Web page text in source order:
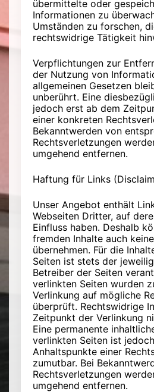
übermittelte oder
Informationen zu
Umständen zu forschen,
rechtswidrige Tätigkeit
Verpflichtungen zur
der Nutzung von
allgemeinen Gesetzen
unberührt. Eine
jedoch erst ab dem
einer konkreten
Bekanntwerden von
Rechtsverletzungen
umgehend entfernen.
Haftung für Links
Unser Angebot enthält
Webseiten Dritter, auf
Einfluss haben. Deshalb
fremden Inhalte auch
übernehmen. Für die
Seiten ist stets der
Betreiber der Seiten
verlinkten Seiten wurden
Verlinkung auf mögliche
überprüft. Rechtswidrige
Zeitpunkt der Verlinkung
Eine permanente
verlinkten Seiten ist
Anhaltspunkte einer
zumutbar. Bei
Rechtsverletzungen
umgehend entfernen.